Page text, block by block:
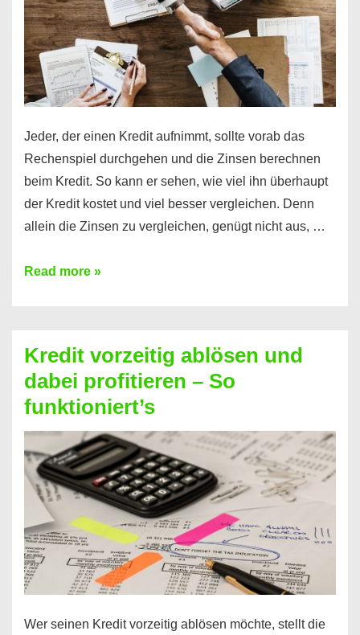
Jeder, der einen Kredit aufnimmt, sollte vorab das
Rechenspiel durchgehen und die Zinsen berechnen
beim Kredit. So kann er sehen, wie viel ihn überhaupt
der Kredit kostet und viel besser vergleichen. Denn
allein die Zinsen zu vergleichen, genügt nicht aus, …
Ganz
Kredit
berechnen
–
Mit
diesen
Regeln!
Read more »
Kredit vorzeitig ablösen und
dabei profitieren – So
funktioniert’s
Wer seinen Kredit vorzeitig ablösen möchte, stellt die